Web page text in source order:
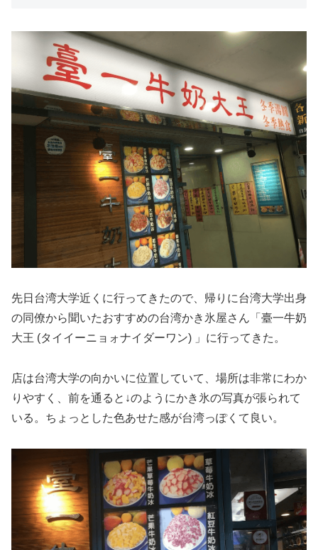
先日台湾大学近くに行ってきたので、帰りに台湾大学出身
の同僚から聞いたおすすめの台湾かき氷屋さん「臺一牛奶
大王 (タイイーニョォナイダーワン) 」に行ってきた。
店は台湾大学の向かいに位置していて、場所は非常にわか
りやすく、前を通ると↓のようにかき氷の写真が張られて
いる。ちょっとした色あせた感が台湾っぽくて良い。